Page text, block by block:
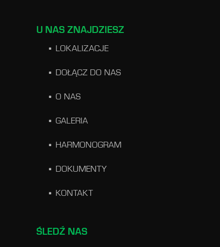
U NAS ZNAJDZIESZ
LOKALIZACJE
DOŁĄCZ DO NAS
O NAS
GALERIA
HARMONOGRAM
DOKUMENTY
KONTAKT
ŚLEDŹ NAS